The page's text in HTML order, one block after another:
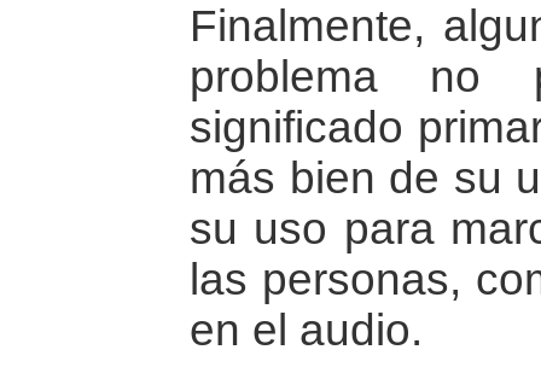
Finalmente,
problema no
significado
más bien de su
su uso para
las personas,
en el audio.